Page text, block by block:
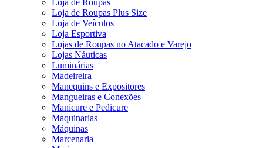
Loja de Roupas
Loja de Roupas Plus Size
Loja de Veículos
Loja Esportiva
Lojas de Roupas no Atacado e Varejo
Lojas Náuticas
Luminárias
Madeireira
Manequins e Expositores
Mangueiras e Conexões
Manicure e Pedicure
Maquinarias
Máquinas
Marcenaria